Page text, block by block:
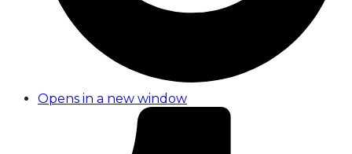
Opens in a new window